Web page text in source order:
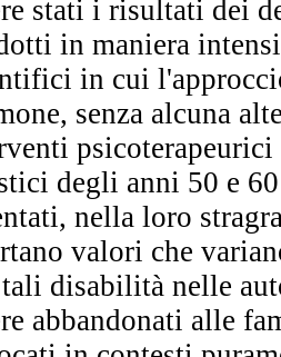
stati i risultati dei
in maniera
in cui
senza alcuna
degli anni 50 e
nella loro
valori che
disabilità nelle
abbandonati alle